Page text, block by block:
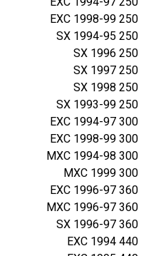
250 EXC 1998-99
250 SX 1994-95
250 SX 1996
250 SX 1997
250 SX 1998
250 SX 1993-99
300 EXC 1994-97
300 EXC 1998-99
300 MXC 1994-98
300 MXC 1999
360 EXC 1996-97
360 MXC 1996-97
360 SX 1996-97
440 EXC 1994